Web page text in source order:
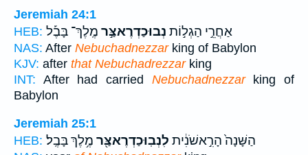
Jeremiah 24:1
HEB:
אַחֲרֵ֣י הַגְל֣וֹת נְבוּכַדְרֶאצַּ֣ר מֶֽלֶךְ־ בָּבֶ֡ל
NAS: After Nebuchadnezzarking of Babylon
KJV: after that Nebuchadrezzarking
INT: After had carried Nebuchadnezzarking of
Babylon
Jeremiah 25:1
HEB:
הַשָּׁנָה֙ הָרִ֣אשֹׁנִ֔ית לִנְבֽוּכַדְרֶאצַּ֖ר מֶ֥לֶךְ בָּבֶֽל׃